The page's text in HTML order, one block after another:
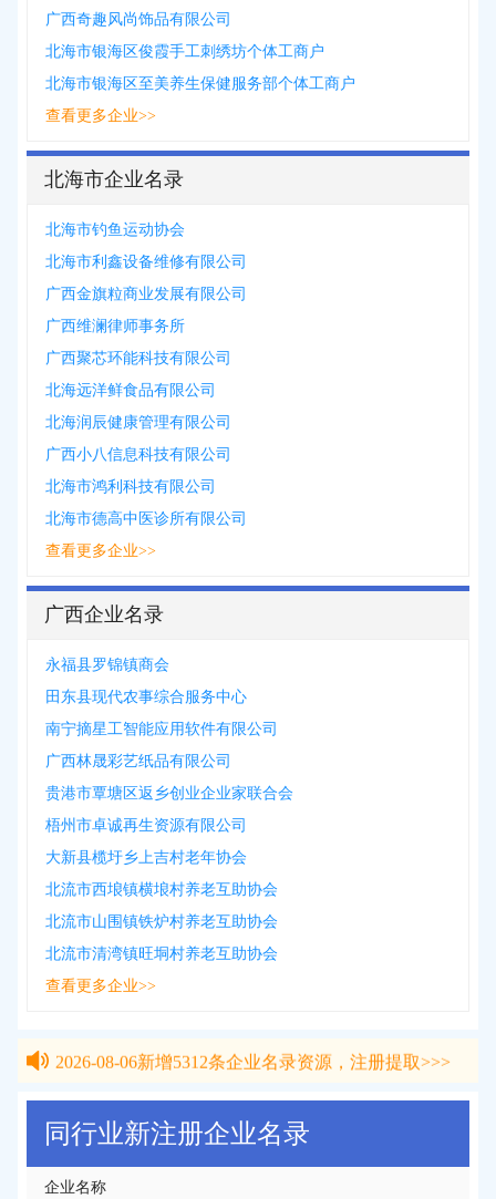
广西奇趣风尚饰品有限公司
北海市银海区俊霞手工刺绣坊个体工商户
北海市银海区至美养生保健服务部个体工商户
查看更多企业>>
北海市企业名录
北海市钓鱼运动协会
北海市利鑫设备维修有限公司
广西金旗粒商业发展有限公司
广西维澜律师事务所
广西聚芯环能科技有限公司
北海远洋鲜食品有限公司
北海润辰健康管理有限公司
广西小八信息科技有限公司
北海市鸿利科技有限公司
北海市德高中医诊所有限公司
查看更多企业>>
广西企业名录
永福县罗锦镇商会
田东县现代农事综合服务中心
南宁摘星工智能应用软件有限公司
广西林晟彩艺纸品有限公司
贵港市覃塘区返乡创业企业家联合会
梧州市卓诚再生资源有限公司
大新县榄圩乡上吉村老年协会
北流市西埌镇横埌村养老互助协会
北流市山围镇铁炉村养老互助协会
北流市清湾镇旺垌村养老互助协会
查看更多企业>>
2026-08-06新增5312 条企业名录资源，注册提取>>>
同行业新注册企业名录
企业名称